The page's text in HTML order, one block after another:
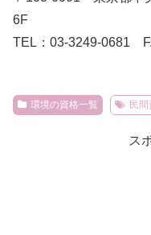
6F
TEL：03-3249-0681
環境の資格一覧 民
ス